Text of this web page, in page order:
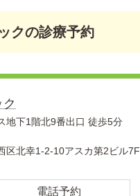
クの診療予約
地下1階北9番出口 徒歩5分
区北幸1-2-10アスカ第2ビル7F
電話予約